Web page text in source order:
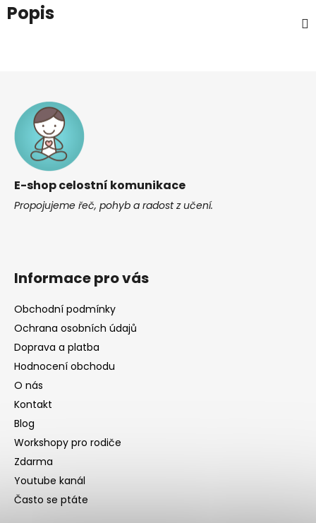
Popis
E-shop celostní komunikace
Propojujeme řeč, pohyb a radost z učení.
Informace pro vás
Obchodní podmínky
Ochrana osobních údajů
Doprava a platba
Hodnocení obchodu
O nás
Kontakt
Blog
Workshopy pro rodiče
Zdarma
Youtube kanál
Často se ptáte